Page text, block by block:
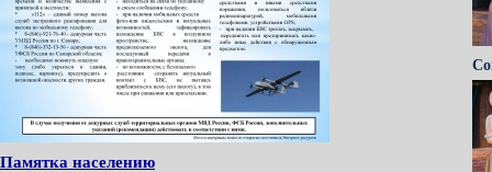
Памятка населению